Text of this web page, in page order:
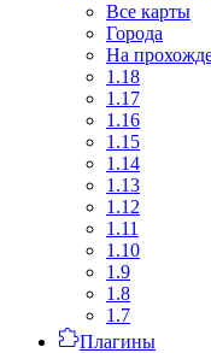
Все карты
Города
На
1.18
1.17
1.16
1.15
1.14
1.13
1.12
1.11
1.10
1.9
1.8
1.7
Плагины